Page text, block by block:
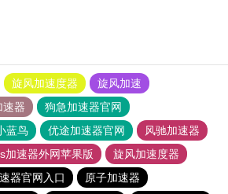
旋风加速度器
旋风加速
速器
狗急加速器官网
蓝鸟 优途加速器官网
风驰加速器
加速器外网苹果版
旋风加速度器
器官网入口
原子加速器